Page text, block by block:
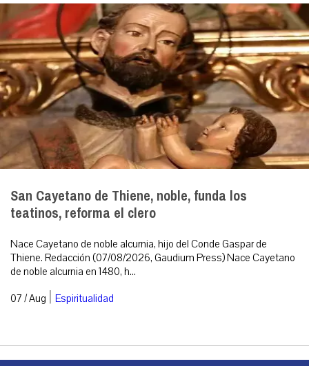
San Cayetano de Thiene, noble, funda los
teatinos, reforma el clero
Nace Cayetano de noble alcurnia, hijo del Conde Gaspar de
Thiene. Redacción (07/08/2026, Gaudium Press) Nace Cayetano
de noble alcurnia en 1480, h...
07 / Aug | Espiritualidad